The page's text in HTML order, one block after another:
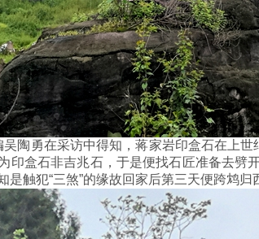
陶勇在采访中得知，蒋家岩印盒石在上世
印盒石非吉兆石，于是便找石匠准备去劈
是触犯“三煞”的缘故回家后第三天便跨鸩归